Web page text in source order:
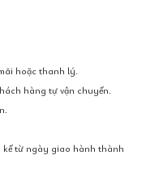
hoặc thanh lý.
hàng tự vận chuyển.
từ ngày giao hành thành